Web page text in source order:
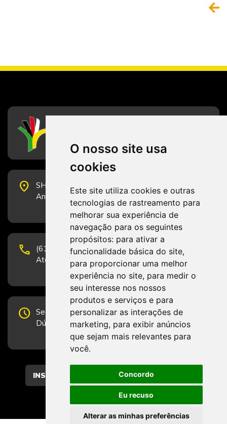
O nosso site usa
cookies
Este site utiliza cookies e outras
tecnologias de rastreamento para
melhorar sua experiência de
navegação para os seguintes
propósitos: para ativar a
funcionalidade básica do site,
para proporcionar uma melhor
experiência no site, para medir o
seu interesse nos nossos
produtos e serviços e para
personalizar as interações de
marketing, para exibir anúncios
que sejam mais relevantes para
você.
Concordo
Eu recuso
Alterar as minhas preferências
place
SHS Quadra 6, Bloco E, Complexo Brasil 21, 20º
Andar, Sala 2001 - CEP 70322-915 - Brasília/DF
phone
(61) 3223-1652 e (61) 98131-3801.
Atendimento por telefone em horário comercial
schedule Segunda-feira a Sexta-feira de 12h às 19h.
Dúvidas e sugestões pelo Fale Conosco.